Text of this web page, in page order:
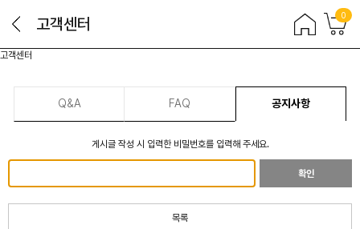
고객센터 0
고객센터
Q&A FAQ 공지사항
게시글 작성 시 입력한 비밀번호를 입력해 주세요.
확인
목록